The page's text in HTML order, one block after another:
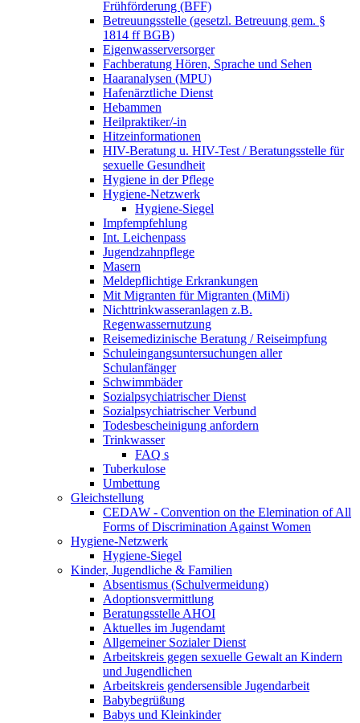
Frühförderung (BFF)
Betreuungsstelle (gesetzl. Betreuung gem. §
1814 ff BGB)
Eigenwasserversorger
Fachberatung Hören, Sprache und Sehen
Haaranalysen (MPU)
Hafenärztliche Dienst
Hebammen
Heilpraktiker/-in
Hitzeinformationen
HIV-Beratung u. HIV-Test / Beratungsstelle für
sexuelle Gesundheit
Hygiene in der Pflege
Hygiene-Netzwerk
Hygiene-Siegel
Impfempfehlung
Int. Leichenpass
Jugendzahnpflege
Masern
Meldepflichtige Erkrankungen
Mit Migranten für Migranten (MiMi)
Nichttrinkwasseranlagen z.B.
Regenwassernutzung
Reisemedizinische Beratung / Reiseimpfung
Schuleingangsuntersuchungen aller
Schulanfänger
Schwimmbäder
Sozialpsychiatrischer Dienst
Sozialpsychiatrischer Verbund
Todesbescheinigung anfordern
Trinkwasser
FAQ s
Tuberkulose
Umbettung
Gleichstellung
CEDAW - Convention on the Elemination of All
Forms of Discrimination Against Women
Hygiene-Netzwerk
Hygiene-Siegel
Kinder, Jugendliche & Familien
Absentismus (Schulvermeidung)
Adoptionsvermittlung
Beratungsstelle AHOI
Aktuelles im Jugendamt
Allgemeiner Sozialer Dienst
Arbeitskreis gegen sexuelle Gewalt an Kindern
und Jugendlichen
Arbeitskreis gendersensible Jugendarbeit
Babybegrüßung
Babys und Kleinkinder